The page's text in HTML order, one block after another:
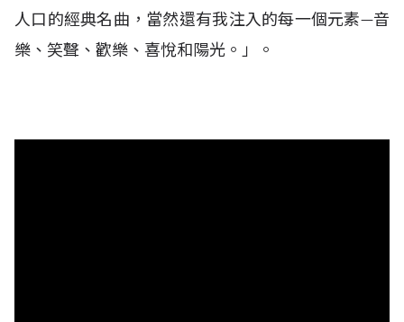
人口的經典名曲，當然還有我注入的每一個元素—音
樂、笑聲、歡樂、喜悅和陽光。」。